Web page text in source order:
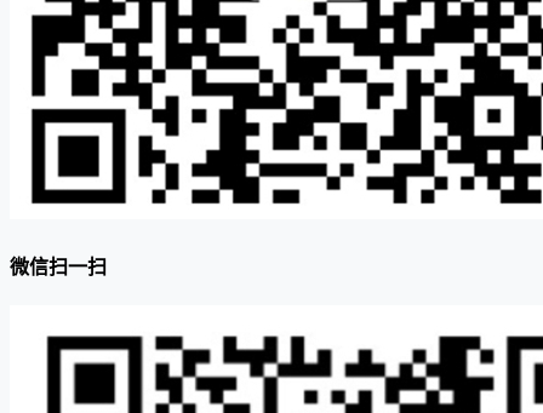
微信扫一扫